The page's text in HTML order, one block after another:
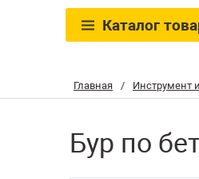
Главная / Инструмент
Бур по
Каталог